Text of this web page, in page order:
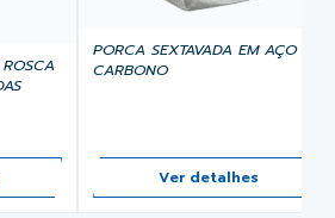
PORCA SEXTAVADA EM AÇO
CARBONO
Ver detalhes